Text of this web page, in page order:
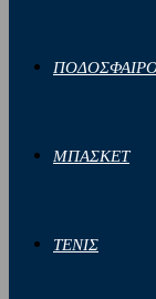
ΜΠΑΣΚΕΤ
ΤΕΝΙΣ